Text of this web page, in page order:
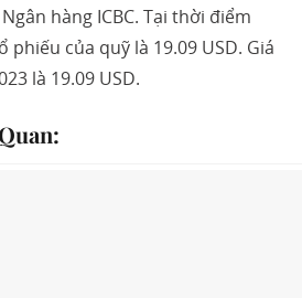
hàng ICBC. Tại thời điểm
phiếu của quỹ là 19.09 USD. Giá
là 19.09 USD.